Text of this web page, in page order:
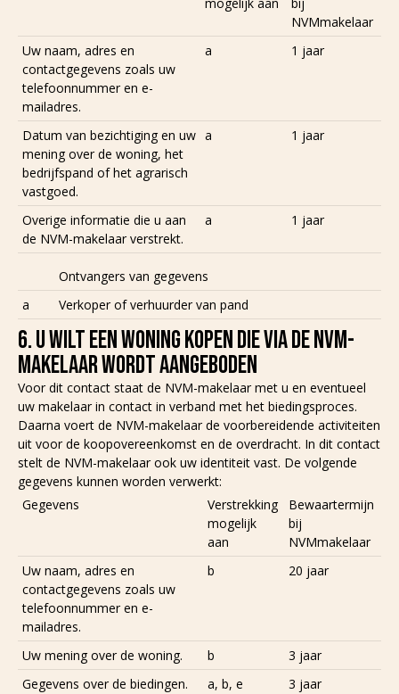
NVMmakelaar
Uw naam, adres en
contactgegevens zoals uw
telefoonnummer en e-
mailadres.
a 1 jaar
Datum van bezichtiging en uw
mening over de woning, het
bedrijfspand of het agrarisch
vastgoed.
a 1 jaar
Overige informatie die u aan
de NVM-makelaar verstrekt.
a 1 jaar
Ontvangers van gegevens
a
Verkoper of verhuurder van pand
6. U WILT EEN WONING KOPEN DIE VIA DE NVM-
MAKELAAR WORDT AANGEBODEN
Voor dit contact staat de NVM-makelaar met u en eventueel
uw makelaar in contact in verband met het biedingsproces.
Daarna voert de NVM-makelaar de voorbereidende activiteiten
uit voor de koopovereenkomst en de overdracht. In dit contact
stelt de NVM-makelaar ook uw identiteit vast. De volgende
gegevens kunnen worden verwerkt:
Gegevens
Verstrekking
mogelijk
aan
Bewaartermijn
bij
NVMmakelaar
Uw naam, adres en
contactgegevens zoals uw
telefoonnummer en e-
mailadres.
b 20 jaar
Uw mening over de woning. b
3 jaar
Gegevens over de biedingen.
a, b, e
3 jaar